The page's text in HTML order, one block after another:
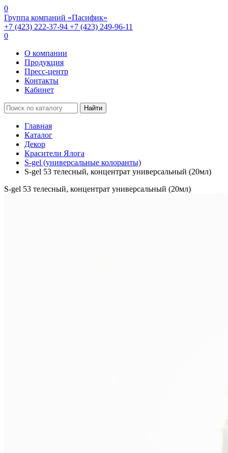
0
Группа компаний «Пасифик»
+7 (423) 222-37-94 +7 (423) 249-96-11
0
О компании
Продукция
Пресс-центр
Контакты
Кабинет
Найти
Главная
Каталог
Декор
Красители Ялога
S-gel (универсальные колоранты)
S-gel 53 телесный, концентрат универсальный (20мл)
S-gel 53 телесный, концентрат универсальный (20мл)